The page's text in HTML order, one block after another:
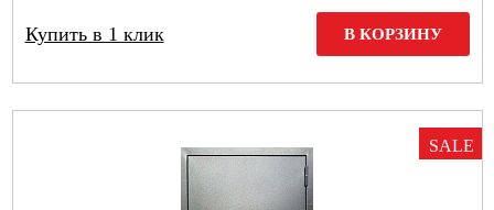
Купить в 1 клик В КОРЗИНУ
SALE